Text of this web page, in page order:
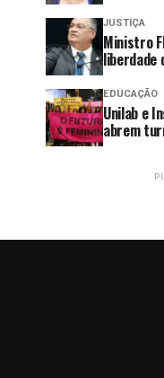
JUSTIÇA
Ministro
liberdade
EDUCAÇÃO
Unilab e
abrem